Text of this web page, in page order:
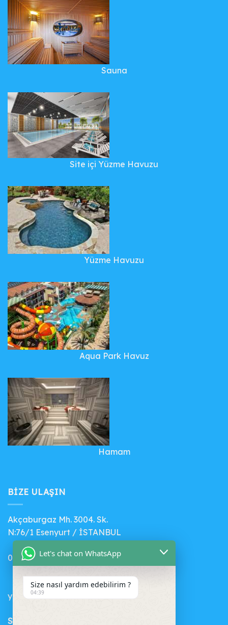
Sauna
Site içi Yüzme Havuzu
Yüzme Havuzu
Aqua Park Havuz
Hamam
BIZE ULAŞIN
Akçaburgaz Mh. 3004. Sk.
N:76/1 Esenyurt / İSTANBUL
0 (541) 412 56 71
yenihavuz@gmail.com
SEPET
Let's chat on WhatsApp
Size nasıl yardım edebilirim ?
04:39